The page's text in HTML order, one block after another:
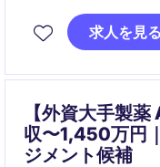
求人を見る
【外資大手製
収〜1,450万円
ジメント候補